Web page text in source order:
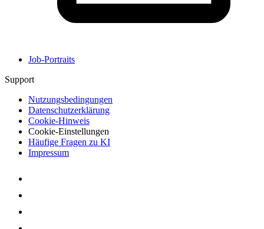
Job-Portraits
Support
Nutzungsbedingungen
Datenschutzerklärung
Cookie-Hinweis
Cookie-Einstellungen
Häufige Fragen zu KI
Impressum